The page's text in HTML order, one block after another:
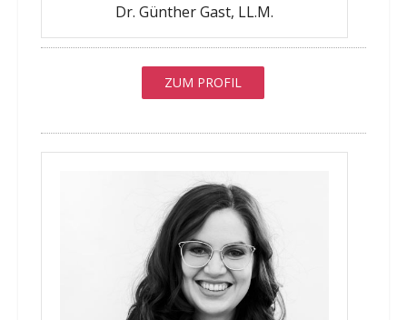
Dr. Günther Gast, LL.M.
ZUM PROFIL